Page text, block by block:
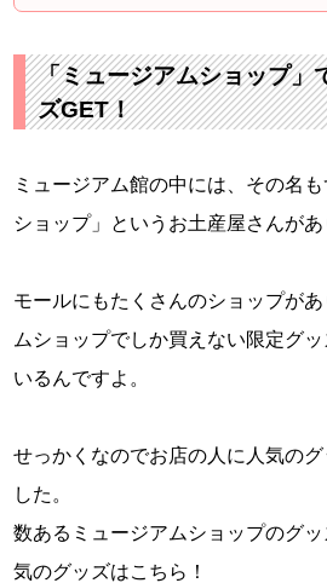
「ミュージアムショップ」
ズGET！
ミュージアム館の中には、その名
ショップ」というお土産屋さんがあ
モールにもたくさんのショップが
ムショップでしか買えない限定グ
いるんですよ。
せっかくなのでお店の人に人気の
した。
数あるミュージアムショップのグ
気のグッズはこちら！